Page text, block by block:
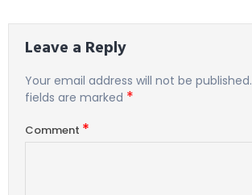
Leave a Reply
Your email address will not be published.
fields are marked *
Comment *